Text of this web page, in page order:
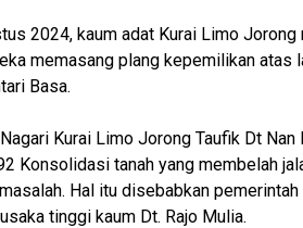
2024, kaum adat Kurai Limo
memasang plang kepemilikan atas
Basa.
Kurai Limo Jorong Taufik Dt Nan
Konsolidasi tanah yang membelah
Hal itu disebabkan
tinggi kaum Dt. Rajo Mulia.